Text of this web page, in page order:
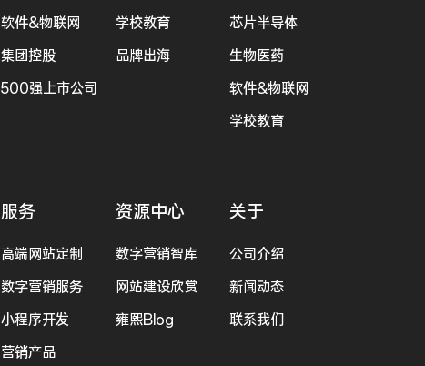
软件&物联网
学校教育
集团控股
品牌出海
500强上市公司
芯片半导体
生物医药
软件&物联网
学校教育
服务
高端网站定制
数字营销服务
小程序开发
营销产品
资源中心
数字营销智库
网站建设欣赏
雍熙Blog
关于
公司介绍
新闻动态
联系我们